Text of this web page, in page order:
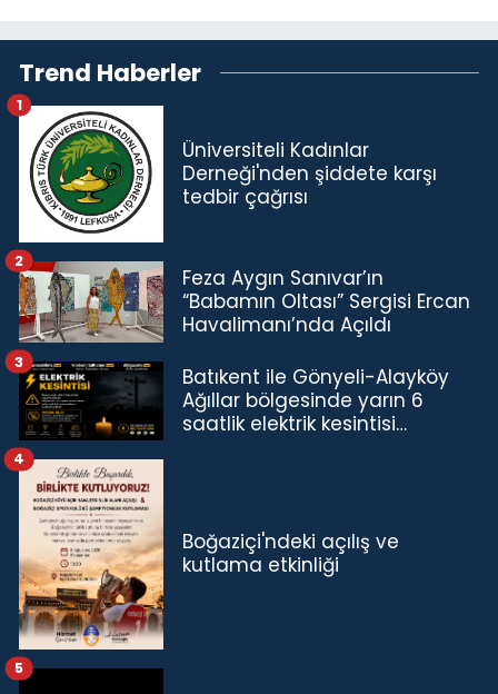
Trend Haberler
Üniversiteli Kadınlar
Derneği'nden şiddete karşı
tedbir çağrısı
1
Feza Aygın Sanıvar’ın
“Babamın Oltası” Sergisi Ercan
Havalimanı’nda Açıldı
2
Batıkent ile Gönyeli-Alayköy
Ağıllar bölgesinde yarın 6
saatlik elektrik kesintisi…
3
Boğaziçi'ndeki açılış ve
kutlama etkinliği
4
5